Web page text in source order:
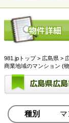
981.jpトップ> 広島県 >
商業地域のマンション (
種別